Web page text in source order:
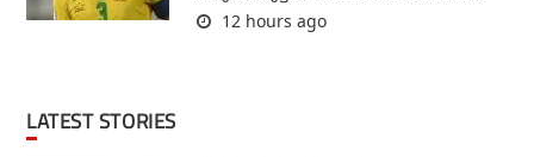
12 hours ago
LATEST STORIES